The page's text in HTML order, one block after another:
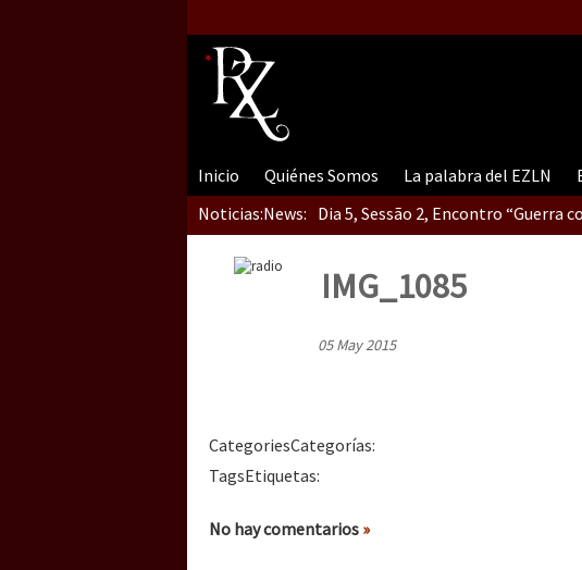
Inicio Quiénes Somos La palabra del EZLN
Noticias:News: Dia 5, Sessão 2, Encontro “Guerra
Dia 5, sessão 1, do Encontro
IMG_1085
05 May 2015
CategoriesCategorías:
TagsEtiquetas:
No hay comentarios »